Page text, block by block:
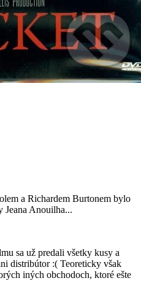
a Richardem Burtonem bylo
Jeana Anouilha...
sa už predali všetky kusy a
distribútor :( Teoreticky však
iných obchodoch, ktoré ešte